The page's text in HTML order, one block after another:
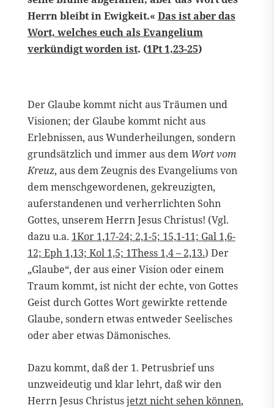
Herrn bleibt in Ewigkeit.« Das ist aber das
Wort, welches euch als Evangelium
verkündigt worden ist. (1Pt 1,23-25)
Der Glaube kommt nicht aus Träumen und
Visionen; der Glaube kommt nicht aus
Erlebnissen, aus Wunderheilungen, sondern
grundsätzlich und immer aus dem Wort vom
Kreuz, aus dem Zeugnis des Evangeliums von
dem menschgewordenen, gekreuzigten,
auferstandenen und verherrlichten Sohn
Gottes, unserem Herrn Jesus Christus! (Vgl.
dazu u.a. 1Kor 1,17-24; 2,1-5; 15,1-11; Gal 1,6-
12; Eph 1,13; Kol 1,5; 1Thess 1,4 – 2,13.) Der
„Glaube“, der aus einer Vision oder einem
Traum kommt, ist nicht der echte, von Gottes
Geist durch Gottes Wort gewirkte rettende
Glaube, sondern etwas entweder Seelisches
oder aber etwas Dämonisches.
Dazu kommt, daß der 1. Petrusbrief uns
unzweideutig und klar lehrt, daß wir den
Herrn Jesus Christusjetzt nicht sehen können,